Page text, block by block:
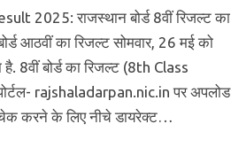
2025: राजस्थान बोर्ड 8वीं रिजल्ट का
आठवीं का रिजल्ट सोमवार, 26 मई को
8वीं बोर्ड का रिजल्ट (8th Class
rajshaladarpan.nic.in पर अपलोड
चेक करने के लिए नीचे डायरेक्ट…